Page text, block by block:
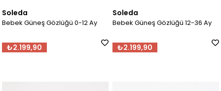
Soleda
Bebek Güneş Gözlüğü 0-12 Ay
₺2.199,90
Soleda
Bebek Güneş Gözlüğü 12-36 Ay
₺2.199,90